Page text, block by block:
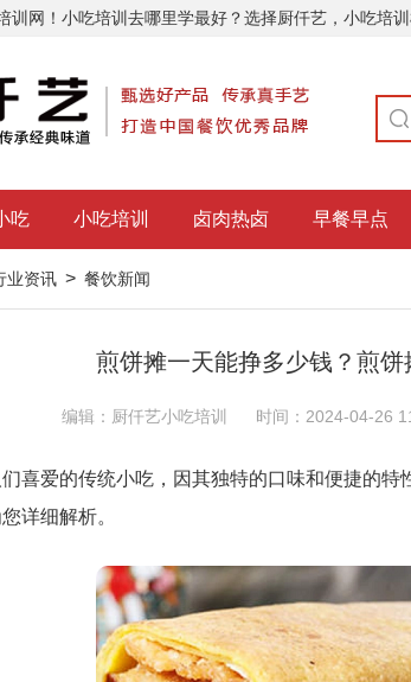
训网！小吃培训去哪里学最好？选择厨仟艺，小吃培
吃 小吃培训 卤肉热卤 早餐早点
业资讯 > 餐饮新闻
煎饼摊一天能挣多少钱？煎
编辑：厨仟艺小吃培训 时间：2024-04-26
喜爱的传统小吃，因其独特的口味和便捷的
详细解析。